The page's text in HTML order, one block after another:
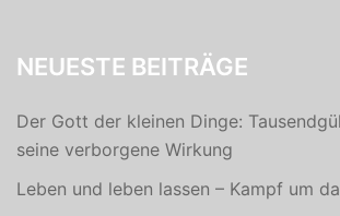
NEUESTE BEITRÄGE
Der Gott der kleinen Dinge:
seine verborgene Wirkung
Leben und leben lassen – Kampf um